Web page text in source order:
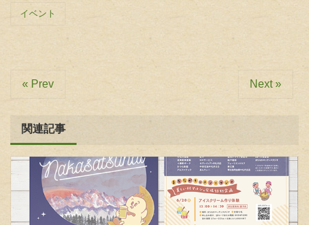
イベント
« Prev Next »
関連記事